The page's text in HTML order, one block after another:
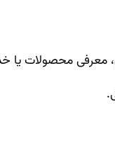
محصولات یا